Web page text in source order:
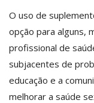
O uso de
opção para alguns,
profissional de
subjacentes de
educação e a
melhorar a saúde